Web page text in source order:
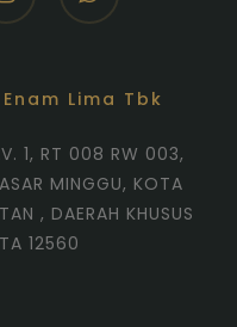
Lima Tbk
1, RT 008 RW 003,
MINGGU, KOTA
, DAERAH KHUSUS
12560